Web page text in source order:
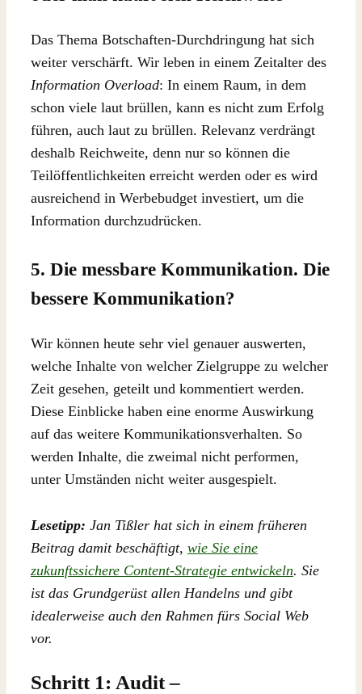
Das Thema Botschaften-Durchdringung hat sich
weiter verschärft. Wir leben in einem Zeitalter des
Information Overload: In einem Raum, in dem
schon viele laut brüllen, kann es nicht zum Erfolg
führen, auch laut zu brüllen. Relevanz verdrängt
deshalb Reichweite, denn nur so können die
Teilöffentlichkeiten erreicht werden oder es wird
ausreichend in Werbebudget investiert, um die
Information durchzudrücken.
5. Die messbare Kommunikation. Die
bessere Kommunikation?
Wir können heute sehr viel genauer auswerten,
welche Inhalte von welcher Zielgruppe zu welcher
Zeit gesehen, geteilt und kommentiert werden.
Diese Einblicke haben eine enorme Auswirkung
auf das weitere Kommunikationsverhalten. So
werden Inhalte, die zweimal nicht performen,
unter Umständen nicht weiter ausgespielt.
Lesetipp: Jan Tißler hat sich in einem früheren
Beitrag damit beschäftigt, wie Sie eine
zukunftssichere Content-Strategie entwickeln. Sie
ist das Grundgerüst allen Handelns und gibt
idealerweise auch den Rahmen fürs Social Web
vor.
Schritt 1: Audit –